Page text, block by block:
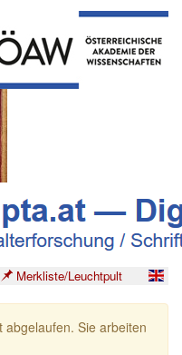
Merkliste/Leuchtpult
abgelaufen. Sie arbeiten